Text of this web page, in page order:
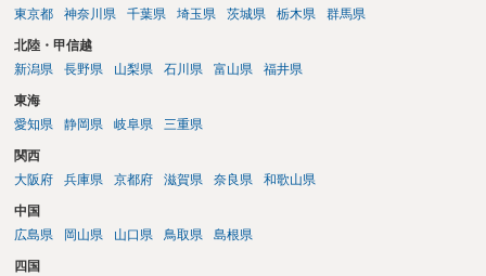
東京都
神奈川県 千葉県 埼玉県 茨城県 栃木県 群馬県
北陸・甲信越
新潟県
長野県 山梨県 石川県 富山県 福井県
東海
愛知県
静岡県 岐阜県 三重県
関西
大阪府
兵庫県 京都府 滋賀県 奈良県 和歌山県
中国
広島県
岡山県 山口県 鳥取県 島根県
四国